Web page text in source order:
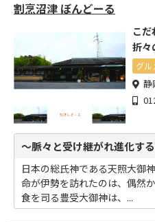
割烹沼津 ぼんどーる
こ
折々
グル
静
～脈々と受け継がれ進化す
日本の総氏神である天照大御
命が伊勢を訪れたのは、偶然
食を司る豊受大御神は、...